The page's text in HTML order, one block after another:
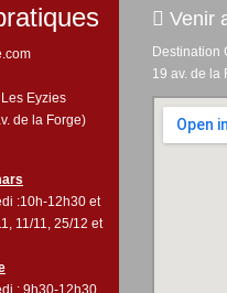
Eyzies
de la Forge)
:10h-12h30 et
11/11, 25/12 et
: 9h30-12h30
Venir
Destination
19 av. de la